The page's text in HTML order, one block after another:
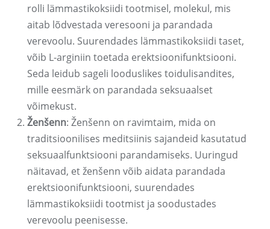
rolli lämmastikoksiidi tootmisel, molekul, mis
aitab lõdvestada veresooni ja parandada
verevoolu. Suurendades lämmastikoksiidi taset,
võib L-arginiin toetada erektsioonifunktsiooni.
Seda leidub sageli looduslikes toidulisandites,
mille eesmärk on parandada seksuaalset
võimekust.
Ženšenn: Ženšenn on ravimtaim, mida on
traditsioonilises meditsiinis sajandeid kasutatud
seksuaalfunktsiooni parandamiseks. Uuringud
näitavad, et ženšenn võib aidata parandada
erektsioonifunktsiooni, suurendades
lämmastikoksiidi tootmist ja soodustades
verevoolu peenisesse.